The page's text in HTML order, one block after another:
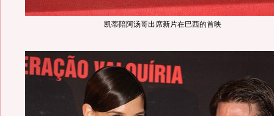
凯蒂陪阿汤哥出席新片在巴西的首映